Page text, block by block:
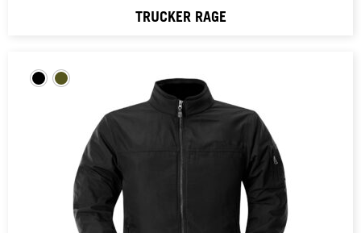
TRUCKER RAGE